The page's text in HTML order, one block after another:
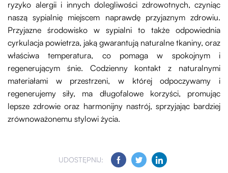
ryzyko alergii i innych dolegliwości zdrowotnych, czyniąc
naszą sypialnię miejscem naprawdę przyjaznym zdrowiu.
Przyjazne środowisko w sypialni to także odpowiednia
cyrkulacja powietrza, jaką gwarantują naturalne tkaniny, oraz
właściwa temperatura, co pomaga w spokojnym i
regenerującym śnie. Codzienny kontakt z naturalnymi
materiałami w przestrzeni, w której odpoczywamy i
regenerujemy siły, ma długofalowe korzyści, promując
lepsze zdrowie oraz harmonijny nastrój, sprzyjając bardziej
zrównoważonemu stylowi życia.
UDOSTĘPNIJ: